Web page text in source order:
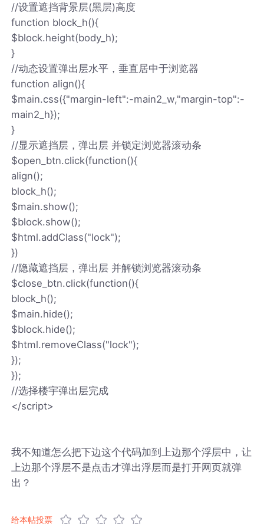
//设置遮挡背景层(黑层)高度
function block_h(){
$block.height(body_h);
}
//动态设置弹出层水平，垂直居中于浏览器
function align(){
$main.css({"margin-left":-main2_w,"margin-top":-
main2_h});
}
//显示遮挡层，弹出层 并锁定浏览器滚动条
$open_btn.click(function(){
align();
block_h();
$main.show();
$block.show();
$html.addClass("lock");
})
//隐藏遮挡层，弹出层 并解锁浏览器滚动条
$close_btn.click(function(){
block_h();
$main.hide();
$block.hide();
$html.removeClass("lock");
});
});
//选择楼宇弹出层完成
</script>
我不知道怎么把下边这个代码加到上边那个浮层中，让
上边那个浮层不是点击才弹出浮层而是打开网页就弹
出？
给本帖投票